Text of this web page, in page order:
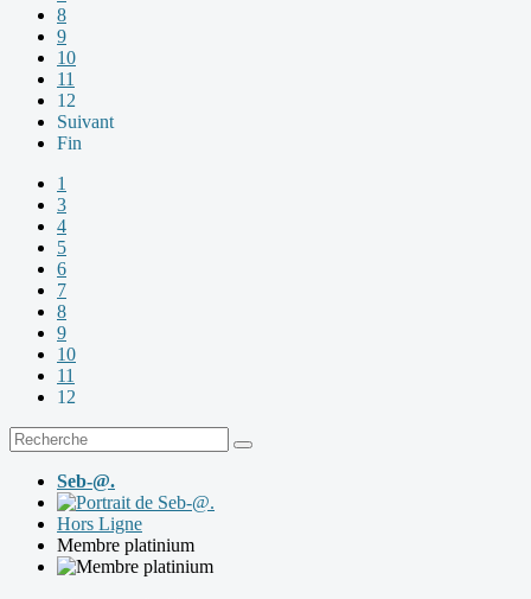
8
9
10
11
12
Suivant
Fin
1
3
4
5
6
7
8
9
10
11
12
Seb-@.
Hors Ligne
Membre platinium